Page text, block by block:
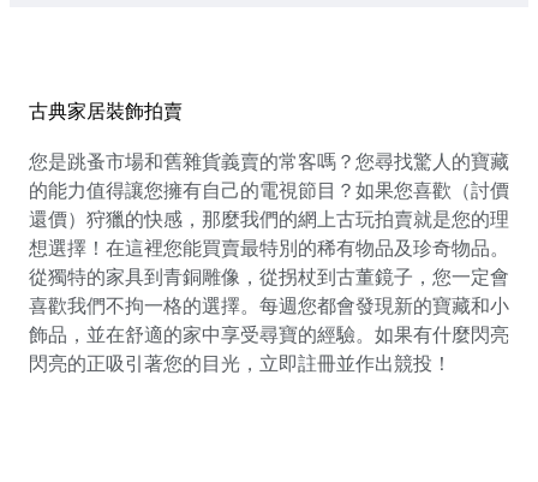
古典家居裝飾拍賣
您是跳蚤市場和舊雜貨義賣的常客嗎？您尋找驚人的寶藏
的能力值得讓您擁有自己的電視節目？如果您喜歡（討價
還價）狩獵的快感，那麼我們的網上古玩拍賣就是您的理
想選擇！在這裡您能買賣最特別的稀有物品及珍奇物品。
從獨特的家具到青銅雕像，從拐杖到古董鏡子，您一定會
喜歡我們不拘一格的選擇。每週您都會發現新的寶藏和小
飾品，並在舒適的家中享受尋寶的經驗。如果有什麼閃亮
閃亮的正吸引著您的目光，立即註冊並作出競投！